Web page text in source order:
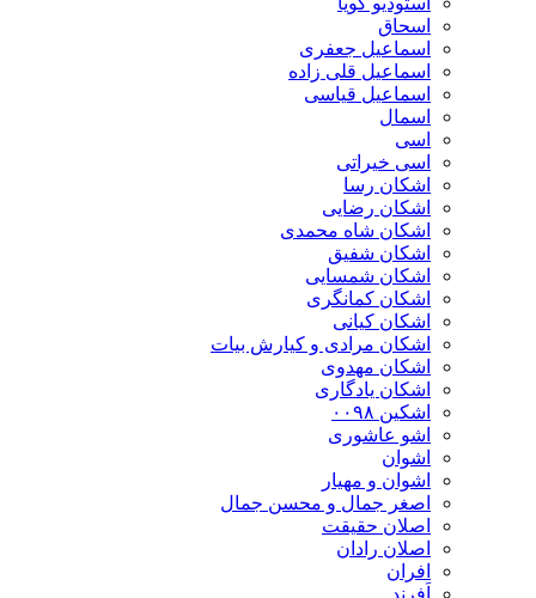
اسحاق
اسماعیل جعفری
اسماعیل قلی زاده
اسماعیل قیاسی
اسمال
اسی
اسی خیراتی
اشکان رسا
اشکان رضایی
اشکان شاه محمدی
اشکان شفیق
اشکان شمسایی
اشکان‌ کمانگری
اشکان کیانی
اشکان مرادی و کیارش بیات
اشکان مهدوی
اشکان یادگاری
اشکین ۰۰۹۸
اشو عاشوری
اشوان
اشوان و مهیار
اصغر جمال و محسن جمال
اصلان حقیقت
اصلان رادان
افران